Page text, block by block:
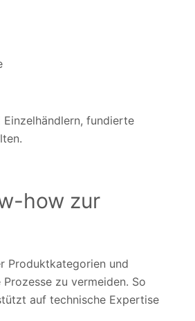
fundierte
how zur
Produktkategorien und
zu vermeiden. So
auf technische Expertise